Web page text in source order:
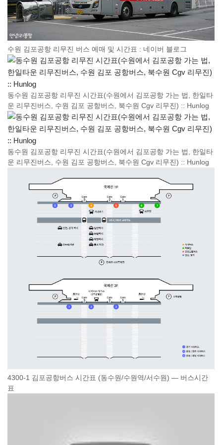
수원 김포공항 리무진 버스 예매 및 시간표 : 네이버 블로그
동수원 김포공항 리무진 시간표(수원에서 김포공항 가는 법, 한일타
운 리무진버스, 수원 김포 공항버스, 북수원 Cgv 리무진) :: Hunlog
동수원 김포공항 리무진 시간표(수원에서 김포공항 가는 법, 한일타
운 리무진버스, 수원 김포 공항버스, 북수원 Cgv 리무진) :: Hunlog
4300-1 김포공항버스 시간표 (동수원/수원역/서수원) — 버스시간
표